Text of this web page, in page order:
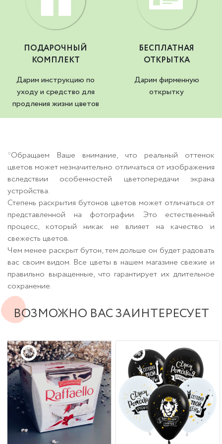
ПОДАРОЧНЫЙ
КОМПЛЕКТ
Дарим инструкцию по
уходу и средство для
продления жизни цветов
БЕСПЛАТНАЯ
ОТКРЫТКА
Дарим фирменную
открытку
*Обращаем Ваше внимание, что реальный оттенок
цветов может незначительно отличаться от изображения
вследствии особенностей цветопередачи экрана
устройства.
Степень раскрытия бутонов цветов может отличаться от
представленной на фотографии. Это естественный
процесс, который никак не влияет на качество и
свежесть цветов.
Чем менее раскрыт бутон, тем дольше он будет радовать
вас своим видом. Все цветы в нашем магазине свежие и
правильно выращенные, что гарантирует их длительное
сохранение.
ВОЗМОЖНО ВАС ЗАИНТЕРЕСУЕТ